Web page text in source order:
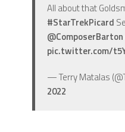
All about that
#StarTrekPicard
@ComposerBarton
pic.twitter.com/
— Terry Matalas
2022